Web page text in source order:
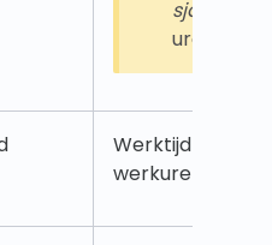
sjabloon
uren
Werktijd naast
werkuren.